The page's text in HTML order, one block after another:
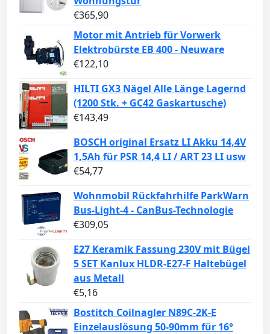
€365,90
Motor mit Antrieb für Vorwerk
Elektrobürste EB 400 - Neuware
€122,10
HILTI GX3 Nägel Alle Länge Lagernd
(1200 Stk. + GC42 Gaskartusche)
€143,49
BOSCH original Ersatz LI Akku 14,4V
1,5Ah für PSR 14,4 LI / ART 23 LI usw
€54,77
Wohnmobil Rückfahrhilfe ParkWarn
Bus-Light-4 - CanBus-Technologie
€309,05
E27 Keramik Fassung 230V mit Bügel
5 SET Kanlux HLDR-E27-F Haltebügel
aus Metall
€5,16
Bostitch Coilnagler N89C-2K-E
Einzelauslösung 50-90mm für 16°